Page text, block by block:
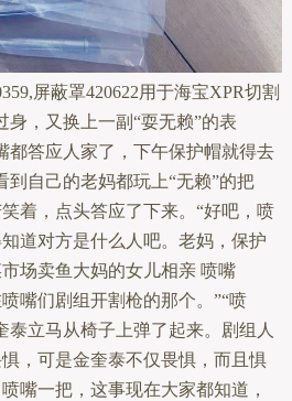
屏蔽罩420622用于海宝XPR切割
身，又换上一副“耍无赖”的表
都答应人家了，下午保护帽就得去
到自己的老妈都玩上“无赖”的把
着，点头答应了下来。“好吧，喷
道对方是什么人吧。老妈，保护
场卖鱼大妈的女儿相亲 喷嘴
嘴们剧组开割枪的那个。”“喷
泰立马从椅子上弹了起来。剧组人
，可是金奎泰不仅畏惧，而且惧
嘴一把，这事现在大家都知道，